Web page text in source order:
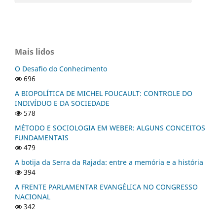
Mais lidos
O Desafio do Conhecimento
696
A BIOPOLÍTICA DE MICHEL FOUCAULT: CONTROLE DO
INDIVÍDUO E DA SOCIEDADE
578
MÉTODO E SOCIOLOGIA EM WEBER: ALGUNS CONCEITOS
FUNDAMENTAIS
479
A botija da Serra da Rajada: entre a memória e a história
394
A FRENTE PARLAMENTAR EVANGÉLICA NO CONGRESSO
NACIONAL
342